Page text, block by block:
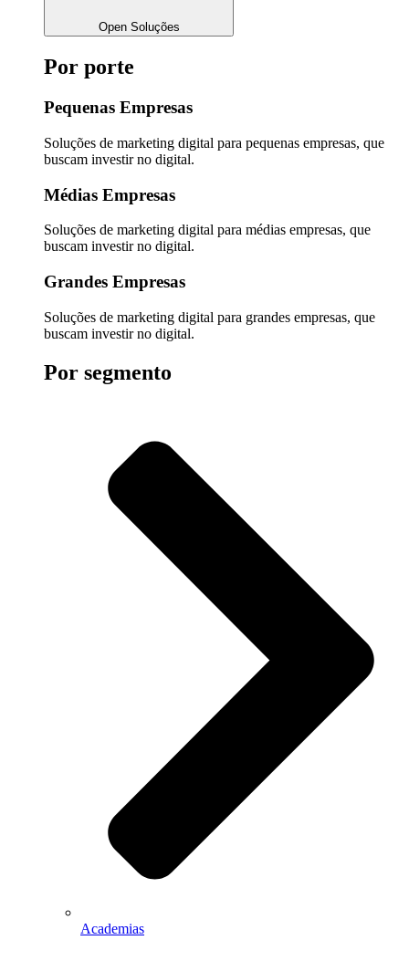
Open Soluções
Por porte
Pequenas Empresas
Soluções de marketing digital para pequenas empresas, que
buscam investir no digital.
Médias Empresas
Soluções de marketing digital para médias empresas, que
buscam investir no digital.
Grandes Empresas
Soluções de marketing digital para grandes empresas, que
buscam investir no digital.
Por segmento
Academias